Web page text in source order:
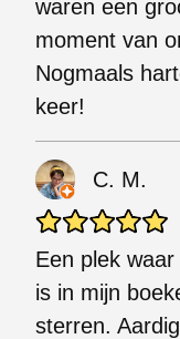
waren een
moment van
Nogmaals
keer!
C. M.
Een plek
is in mijn
sterren.